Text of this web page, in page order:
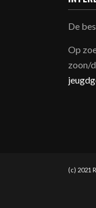
De
Op
zoon/
(c) 2021